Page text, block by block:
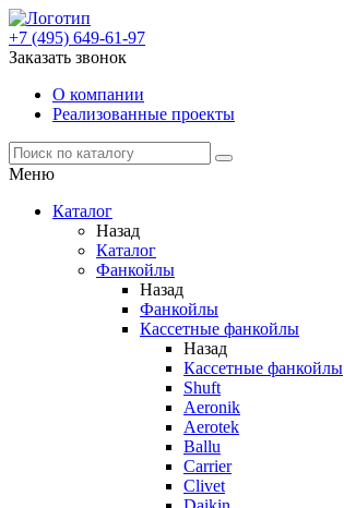
+7 (495) 649-61-97
Заказать звонок
О компании
Реализованные проекты
Меню
Каталог
Назад
Каталог
Фанкойлы
Назад
Фанкойлы
Кассетные фанкойлы
Назад
Кассетные фанкойлы
Shuft
Aeronik
Aerotek
Ballu
Carrier
Clivet